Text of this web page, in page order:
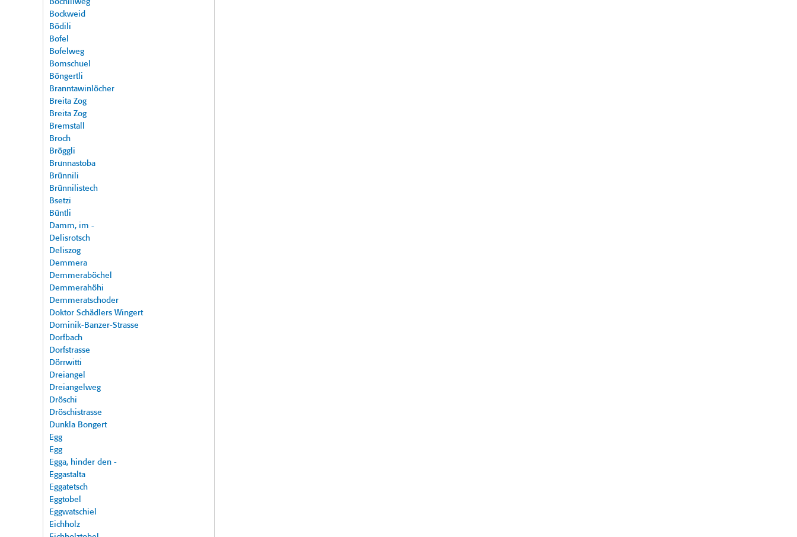
Böchiliweg
Bockweid
Bödili
Bofel
Bofelweg
Bomschuel
Böngertli
Branntawinlöcher
Breita Zog
Breita Zog
Bremstall
Broch
Bröggli
Brunnastoba
Brünnili
Brünnilistech
Bsetzi
Büntli
Damm, im -
Delisrotsch
Deliszog
Demmera
Demmeraböchel
Demmerahöhi
Demmeratschoder
Doktor Schädlers Wingert
Dominik-Banzer-Strasse
Dorfbach
Dorfstrasse
Dörrwitti
Dreiangel
Dreiangelweg
Dröschi
Dröschistrasse
Dunkla Bongert
Egg
Egg
Egga, hinder den -
Eggastalta
Eggatetsch
Eggtobel
Eggwatschiel
Eichholz